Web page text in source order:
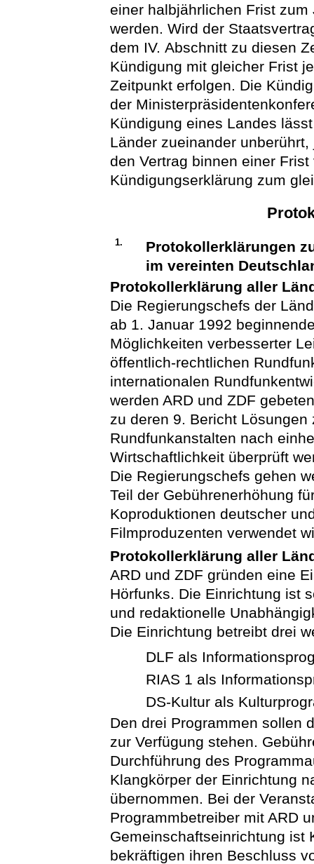
einer halbjährlichen Frist
werden. Wird der
dem IV. Abschnitt zu diesen
Kündigung mit gleicher Frist
Zeitpunkt erfolgen. Die
der
Kündigung eines Landes
Länder zueinander
den Vertrag binnen einer
Kündigungserklärung zum
1.
Protokollerklärungen
im vereinten
Protokollerklärung aller
Die Regierungschefs der
ab 1. Januar 1992
Möglichkeiten verbesserter
öffentlich-rechtlichen
internationalen
werden ARD und ZDF
zu deren 9. Bericht
Rundfunkanstalten nach
Wirtschaftlichkeit überprüft
Die Regierungschefs gehen
Teil der Gebührenerhöhung
Koproduktionen deutscher
Filmproduzenten verwendet
Protokollerklärung aller
ARD und ZDF gründen eine
Hörfunks. Die Einrichtung ist
und redaktionelle
Die Einrichtung betreibt drei
DLF als
RIAS 1 als
DS-Kultur als
Den drei Programmen sollen
zur Verfügung stehen.
Durchführung des
Klangkörper der Einrichtung
übernommen. Bei der
Programmbetreiber mit ARD
Gemeinschaftseinrichtung ist
bekräftigen ihren Beschluss